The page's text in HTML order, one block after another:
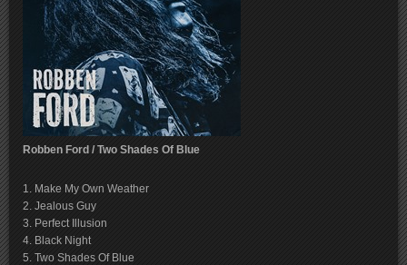
Robben Ford / Two Shades Of Blue
1. Make My Own Weather
2. Jealous Guy
3. Perfect Illusion
4. Black Night
5. Two Shades Of Blue